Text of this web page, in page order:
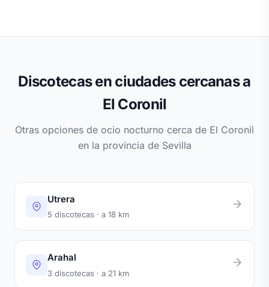
Discotecas en ciudades cercanas a
El Coronil
Otras opciones de ocio nocturno cerca de El Coronil
en la provincia de Sevilla
Utrera
5 discotecas · a 18 km
Arahal
3 discotecas · a 21 km